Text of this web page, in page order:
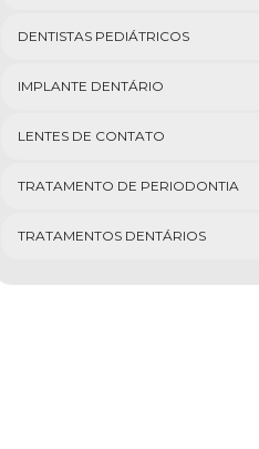
DENTISTAS PEDIÁTRICOS
IMPLANTE DENTÁRIO
LENTES DE CONTATO
TRATAMENTO DE PERIODONTIA
TRATAMENTOS DENTÁRIOS